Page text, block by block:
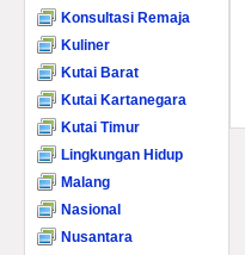
Konsultasi Remaja
Kuliner
Kutai Barat
Kutai Kartanegara
Kutai Timur
Lingkungan Hidup
Malang
Nasional
Nusantara